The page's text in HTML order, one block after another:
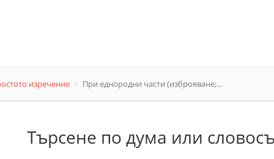
изречение При еднородни части (изброяване;...
Търсене по дума или